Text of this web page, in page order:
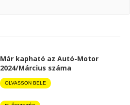
Már kapható az Autó-Motor
2024/Március száma
OLVASSON BELE